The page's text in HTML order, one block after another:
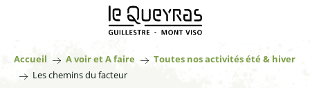
principal
Accueil A voir et A faire
Toutes nos activités été & hiver
Les chemins du facteur